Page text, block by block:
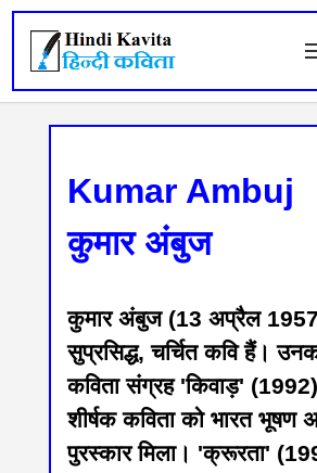
Kumar Ambuj
कुमार अंबुज
कुमार अंबुज (13 अप्रैल
सुप्रसिद्ध, चर्चित कवि हैं।
कविता संग्रह 'किवाड़'
शीर्षक कविता को भारत भूषण
पुरस्कार मिला। 'क्रूरता'